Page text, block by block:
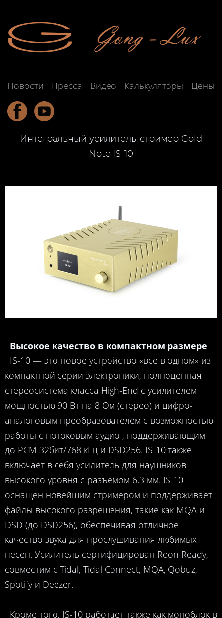
Новости Пресса Видео Калькуляторы Цены
Интегральный усилитель-стример Gold
Note IS-10
Высокое качество в компактном размере
IS-10 — это новое устройство «все в одном» из
компактной серии электроники, полноценная
стереосистема класса High-End с усилителем
мощностью 90 Вт на 8 Ом (стерео) и цифро-
аналоговым преобразователем с возможностью
работы с потоковым аудио , поддерживающим
до PCM 32бит/768 кГц и DSD256. IS-10 также
включает в себя усилитель для наушников
высокого уровня с разъемом 6,3 мм. IS-10
оснащен новейшим стримером и поддерживает
файлы высокого разрешения, такие как MQA и
DSD (до DSD256), обеспечивая отличное
качество звука для прослушивания любимых
песен. Усилитель сертифицирован Roon Ready,
совместим с Tidal, Tidal Connect, MQA, Qobuz,
Spotify и Deezer.
Кроме того, IS-10 работает также как моноблок в